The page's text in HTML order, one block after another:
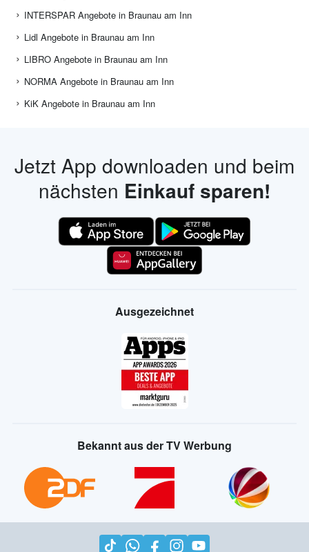
INTERSPAR Angebote in Braunau am Inn
Lidl Angebote in Braunau am Inn
LIBRO Angebote in Braunau am Inn
NORMA Angebote in Braunau am Inn
KiK Angebote in Braunau am Inn
Jetzt App downloaden und beim
nächsten Einkauf sparen!
Ausgezeichnet
Bekannt aus der TV Werbung